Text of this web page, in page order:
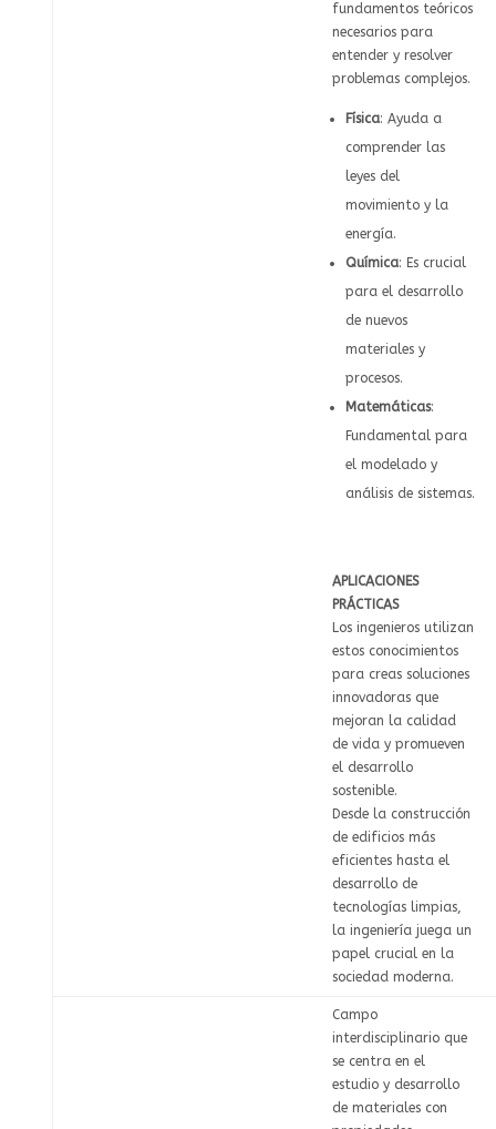
fundamentos teóricos
necesarios para
entender y resolver
problemas complejos.
Física: Ayuda a
comprender las
leyes del
movimiento y la
energía.
Química: Es crucial
para el desarrollo
de nuevos
materiales y
procesos.
Matemáticas:
Fundamental para
el modelado y
análisis de sistemas.
APLICACIONES
PRÁCTICAS
Los ingenieros utilizan
estos conocimientos
para creas soluciones
innovadoras que
mejoran la calidad
de vida y promueven
el desarrollo
sostenible.
Desde la construcción
de edificios más
eficientes hasta el
desarrollo de
tecnologías limpias,
la ingeniería juega un
papel crucial en la
sociedad moderna.
Campo
interdisciplinario que
se centra en el
estudio y desarrollo
de materiales con